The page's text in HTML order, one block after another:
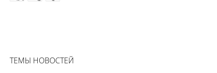
ТЕМЫ НОВОСТЕЙ